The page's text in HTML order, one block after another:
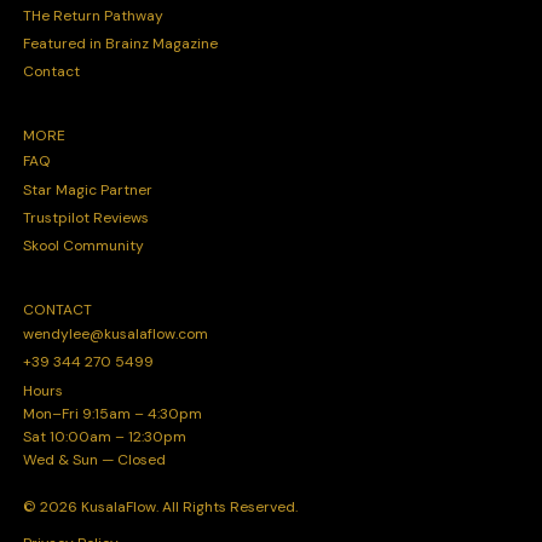
THe Return Pathway
Featured in Brainz Magazine
Contact
MORE
FAQ
Star Magic Partner
Trustpilot Reviews
Skool Community
CONTACT
wendylee@kusalaflow.com
+39 344 270 5499
Hours
Mon–Fri 9:15am – 4:30pm
Sat 10:00am – 12:30pm
Wed & Sun — Closed
© 2026 KusalaFlow. All Rights Reserved.